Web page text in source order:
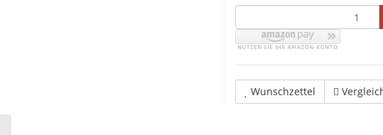
Wunschzettel